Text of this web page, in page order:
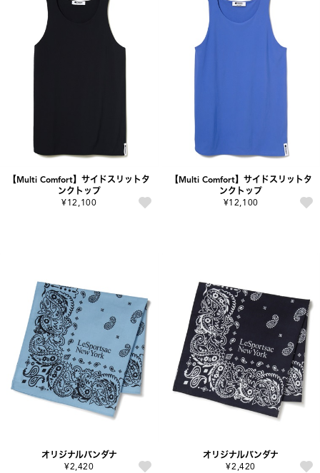
【Multi Comfort】サイドスリットタ
ンクトップ
¥12,100
【Multi Comfort】サイドスリットタ
ンクトップ
¥12,100
オリジナルバンダナ
¥2,420
オリジナルバンダナ
¥2,420